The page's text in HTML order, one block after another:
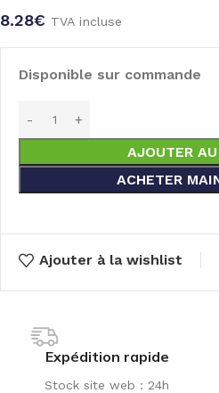
8.28€ TVA incluse
Disponible sur commande
AJOUTER
ACHETER
Ajouter à la wishlist
Expédition rapide
Stock site web : 24h